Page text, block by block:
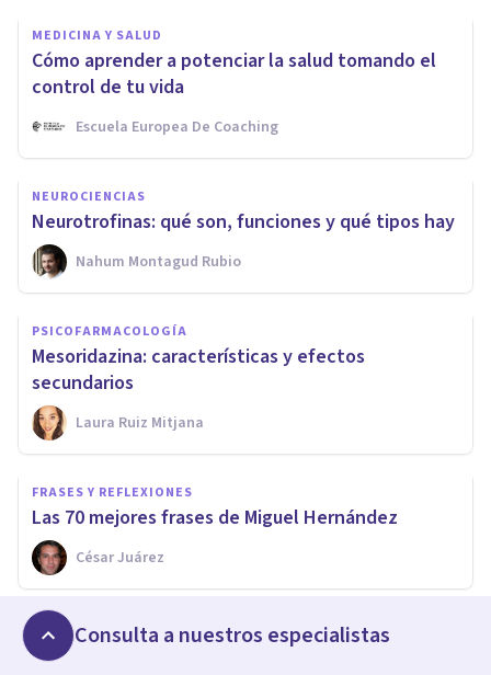
MEDICINA Y SALUD
Cómo aprender a potenciar la salud tomando el
control de tu vida
Escuela Europea De Coaching
NEUROCIENCIAS
Neurotrofinas: qué son, funciones y qué tipos hay
Nahum Montagud Rubio
PSICOFARMACOLOGÍA
Mesoridazina: características y efectos
secundarios
Laura Ruiz Mitjana
FRASES Y REFLEXIONES
Las 70 mejores frases de Miguel Hernández
César Juárez
Consulta a nuestros especialistas